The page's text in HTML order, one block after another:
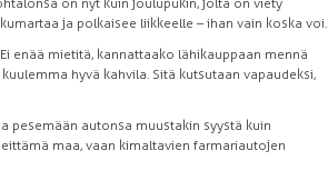
on nyt kuin joulupukin, jolta on viety
ja polkaisee liikkeelle – ihan vain koska voi.
enää mietitä, kannattaako lähikauppaan mennä
hyvä kahvila. Sitä kutsutaan vapaudeksi,
pesemään autonsa muustakin syystä kuin
maa, vaan kimaltavien farmariautojen